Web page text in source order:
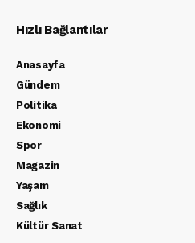
Hızlı Bağlantılar
Anasayfa
Gündem
Politika
Ekonomi
Spor
Magazin
Yaşam
Sağlık
Kültür Sanat